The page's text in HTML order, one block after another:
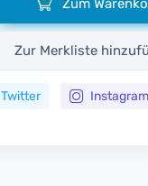
Zum
Zur Merkliste
Twitter Instagram